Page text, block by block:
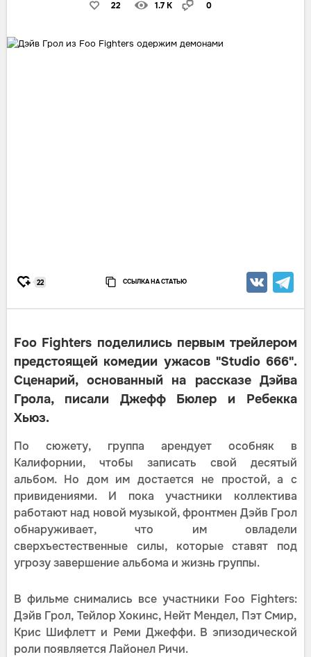
22 1.7 K 0
22 ССЫЛКА НА СТАТЬЮ
Foo Fighters поделились первым трейлером
предстоящей комедии ужасов "Studio 666".
Сценарий, основанный на рассказе Дэйва
Грола, писали Джефф Бюлер и Ребекка
Хьюз.
По сюжету, группа арендует особняк в
Калифорнии, чтобы записать свой десятый
альбом. Но дом им достается не простой, а с
привидениями. И пока участники коллектива
работают над новой музыкой, фронтмен Дэйв Грол
обнаруживает, что им овладели
сверхъестественные силы, которые ставят под
угрозу завершение альбома и жизнь группы.
В фильме снимались все участники Foo Fighters:
Дэйв Грол, Тейлор Хокинс, Нейт Мендел, Пэт Смир,
Крис Шифлетт и Реми Джеффи. В эпизодической
роли появляется Лайонел Ричи.